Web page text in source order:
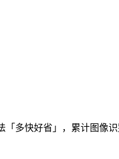
多快好省」，累计图像